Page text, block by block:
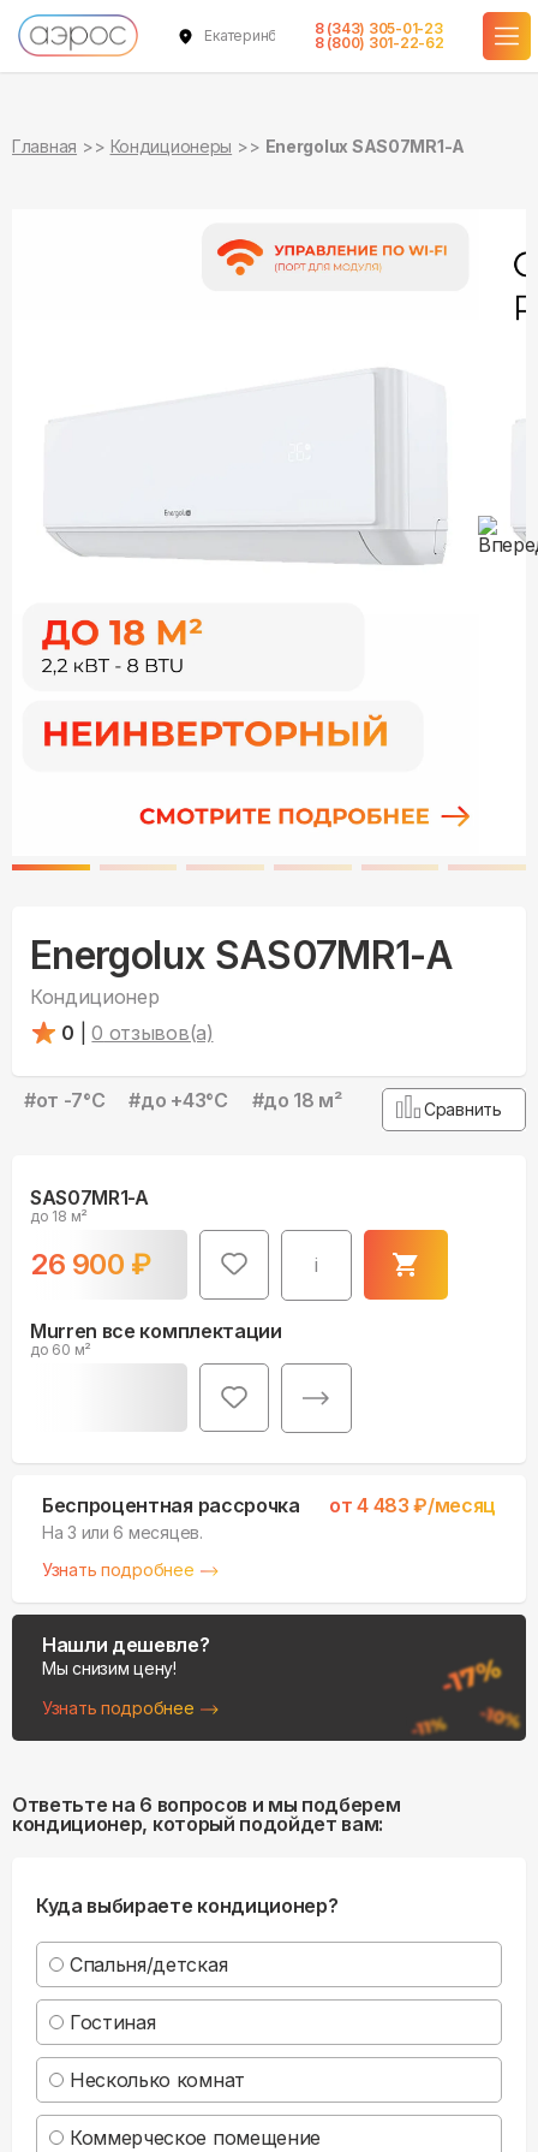
Екатеринбург
8 (343) 305-01-23
8 (800) 301-22-62
Главная Кондиционеры Energolux SAS07MR1-A
Energolux SAS07MR1-A
Кондиционер
0
0 отзывов(а)
#от -7°С #до +43°С #до 18 м² Сравнить
SAS07MR1-A
до 18 м²
26 900 ₽ i
в наличии
Murren все комплектации
до 60 м²
в наличии
Беспроцентная рассрочка от4 483 ₽/месяц
На 3 или 6 месяцев.
Узнать подробнее
Нашли дешевле?
Мы снизим цену!
Узнать подробнее
Ответьте на 6 вопросов и мы подберем
кондиционер, который подойдет вам:
Куда выбираете кондиционер?
Спальня/детская
Гостиная
Несколько комнат
Коммерческое помещение